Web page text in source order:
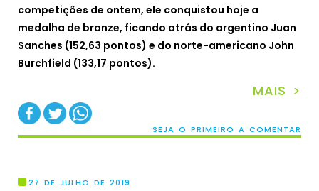
competições de ontem, ele conquistou hoje a
medalha de bronze, ficando atrás do argentino Juan
Sanches (152,63 pontos) e do norte-americano John
Burchfield (133,17 pontos).
MAIS >
SEJA O PRIMEIRO A COMENTAR
27 DE JULHO DE 2019